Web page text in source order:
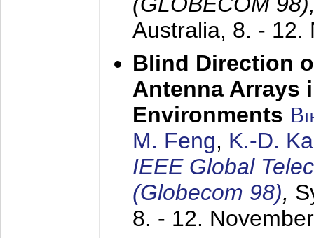
Australia, 8. - 12.
Blind Direction
Antenna Arrays
Environments
M. Feng, K.-D.
IEEE Global
(Globecom 98),
8. - 12.